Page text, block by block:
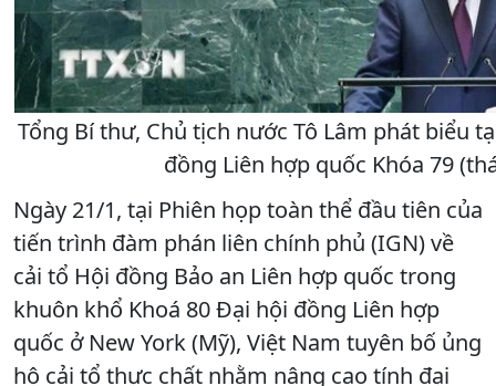
Tổng Bí thư, Chủ tịch nước Tô Lâm phát biểu
đồng Liên hợp quốc Khóa 79
Ngày 21/1, tại Phiên họp toàn thể đầu tiên của
tiến trình đàm phán liên chính phủ (IGN) về
cải tổ Hội đồng Bảo an Liên hợp quốc trong
khuôn khổ Khoá 80 Đại hội đồng Liên hợp
quốc ở New York (Mỹ), Việt Nam tuyên bố ủng
hộ cải tổ thực chất nhằm nâng cao tính đại